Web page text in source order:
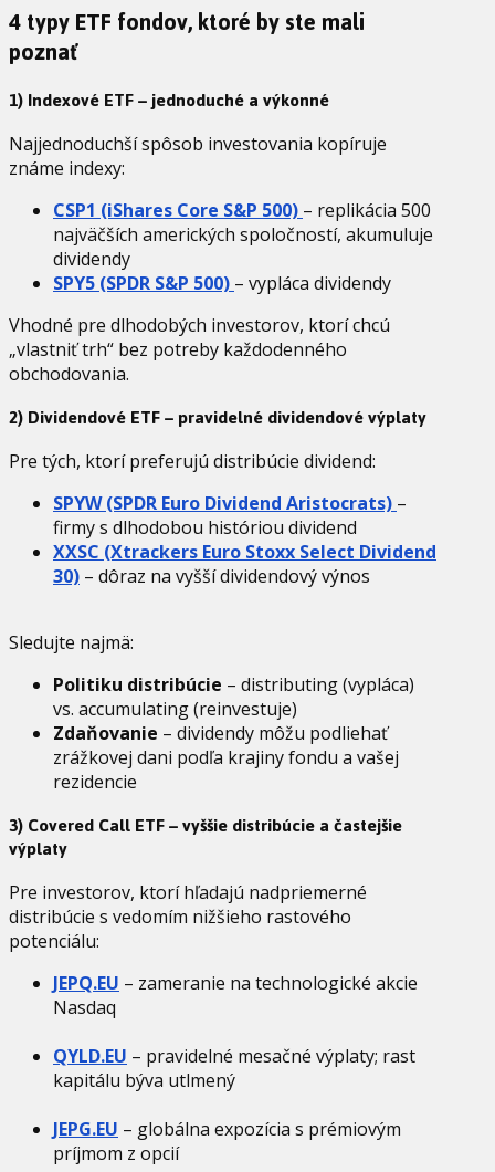
4 typy ETF fondov, ktoré by ste mali
poznať
1) Indexové ETF – jednoduché a výkonné
Najjednoduchší spôsob investovania kopíruje
známe indexy:
CSP1 (iShares Core S&P 500) – replikácia 500
najväčších amerických spoločností, akumuluje
dividendy
SPY5 (SPDR S&P 500) – vypláca dividendy
Vhodné pre dlhodobých investorov, ktorí chcú
„vlastniť trh“ bez potreby každodenného
obchodovania.
2) Dividendové ETF – pravidelné dividendové výplaty
Pre tých, ktorí preferujú distribúcie dividend:
SPYW (SPDR Euro Dividend Aristocrats) –
firmy s dlhodobou históriou dividend
XXSC (Xtrackers Euro Stoxx Select Dividend
30) – dôraz na vyšší dividendový výnos
Sledujte najmä:
Politiku distribúcie – distributing (vypláca)
vs. accumulating (reinvestuje)
Zdaňovanie – dividendy môžu podliehať
zrážkovej dani podľa krajiny fondu a vašej
rezidencie
3) Covered Call ETF – vyššie distribúcie a častejšie
výplaty
Pre investorov, ktorí hľadajú nadpriemerné
distribúcie s vedomím nižšieho rastového
potenciálu:
JEPQ.EU – zameranie na technologické akcie
Nasdaq
QYLD.EU – pravidelné mesačné výplaty; rast
kapitálu býva utlmený
JEPG.EU – globálna expozícia s prémiovým
príjmom z opcií